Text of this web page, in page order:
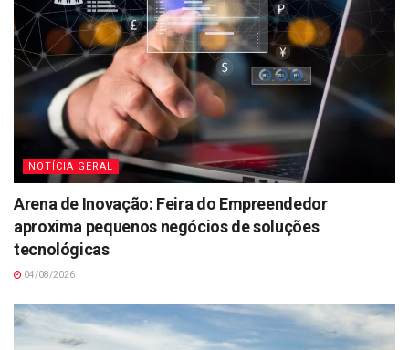
NOTÍCIA GERAL
Arena de Inovação: Feira do Empreendedor
aproxima pequenos negócios de soluções
tecnológicas
04/08/2026